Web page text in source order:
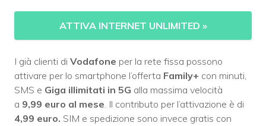
ATTIVA INTERNET UNLIMITED »
I già clienti di Vodafone per la rete fissa possono
attivare per lo smartphone l’offerta Family+ con minuti,
SMS e Giga illimitati in 5G alla massima velocità
a 9,99 euro al mese. Il contributo per l’attivazione è di
4,99 euro. SIM e spedizione sono invece gratis con